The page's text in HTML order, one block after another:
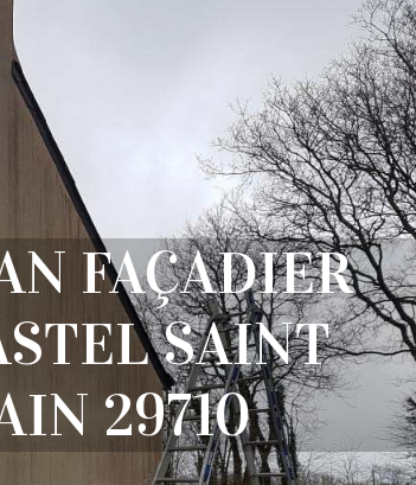
FAÇADIER
SAINT
29710